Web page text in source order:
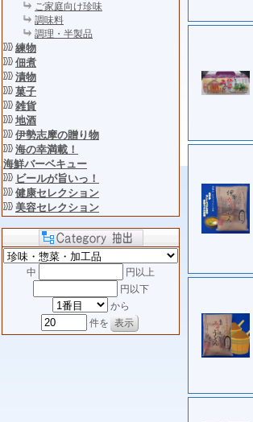
ご家庭向け珍味
調味料
調理・半製品
練物
佃煮
漬物
菓子
雑貨
地酒
伊勢志摩の贈り物
海の幸満載！
海鮮バーベキュー
ビールが旨いっ！
健康セレクション
美容セレクション
中
円以上
円以下
から
件を